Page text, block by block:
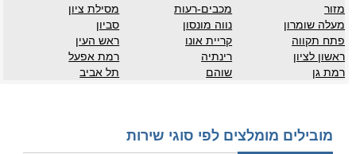
מזור
מכבים-רעות
מסילת ציון
מעלה שומרון
נווה מונסון
סביון
פתח תקווה
קריית אונו
ראש העין
ראשון לציון
רינתיה
רמת אפעל
רמת גן
שוהם תל אביב
מובילים מומלצים לפי סוגי שירות